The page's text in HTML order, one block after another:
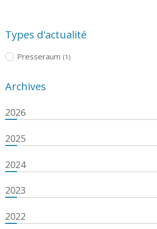
Types d'actualité
Presseraum (1)
Archives
2026
2025
2024
2023
2022